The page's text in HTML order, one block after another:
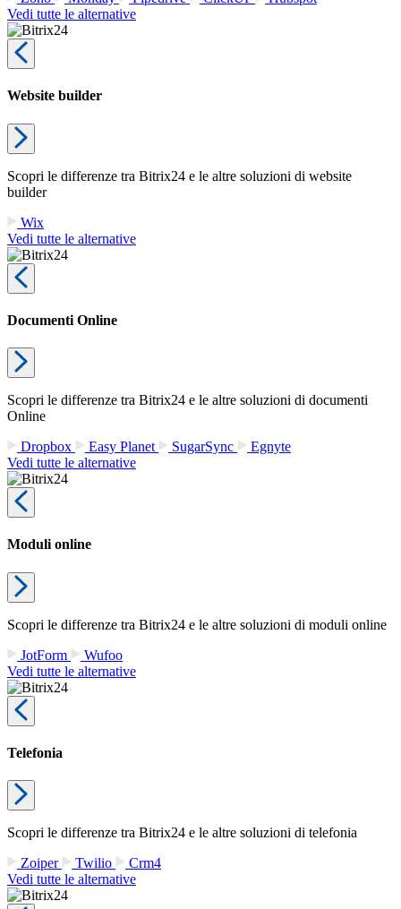
Vedi tutte le alternative
Website builder
Scopri le differenze tra Bitrix24 e le altre soluzioni di website
builder
Wix
Vedi tutte le alternative
Documenti Online
Scopri le differenze tra Bitrix24 e le altre soluzioni di documenti
Online
Dropbox
Easy Planet SugarSync
Egnyte
Vedi tutte le alternative
Moduli online
Scopri le differenze tra Bitrix24 e le altre soluzioni di moduli online
JotForm
Wufoo
Vedi tutte le alternative
Telefonia
Scopri le differenze tra Bitrix24 e le altre soluzioni di telefonia
Zoiper
Twilio
Crm4
Vedi tutte le alternative